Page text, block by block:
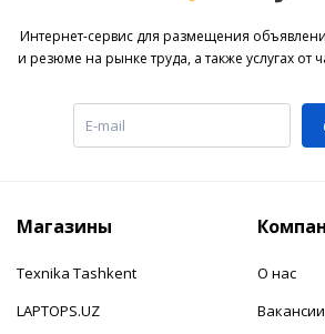
Интернет-сервис для размещения
и резюме на рынке труда, а также услугах от
Магазины
Texnika Tashkent
LAPTOPS.UZ
О нас
Вакансии